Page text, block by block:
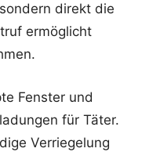
direkt die
ermöglicht
Fenster und
für Täter.
Verriegelung